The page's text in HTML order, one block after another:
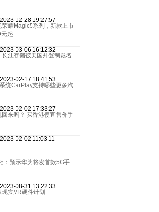
2023-12-28 19:27:57
荣耀Magic5系列，新款上市
起
2023-03-06 16:12:32
江存储被美国拜登制裁名
2023-02-17 18:41:53
统CarPlay支持哪些更多汽
2023-02-02 17:33:27
来吗？ 买香港便宜售价手
2023-02-02 11:03:11
：预示华为将发首款5G手
2023-08-31 13:22:33
实VR硬件计划